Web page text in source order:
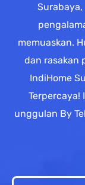
memuaskan.
dan rasakan
IndiHome
Terpercaya!
unggulan By